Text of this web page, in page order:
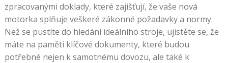
zpracovanými doklady, které zajišťují, že vaše nová
motorka splňuje veškeré zákonné požadavky a normy.
Než se pustíte do hledání ideálního stroje, ujistěte se, že
máte na paměti klíčové dokumenty, které budou
potřebné nejen k samotnému dovozu, ale také k